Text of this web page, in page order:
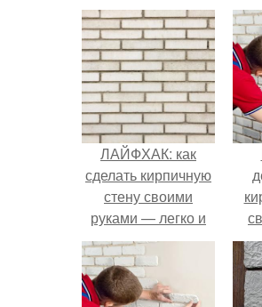
ЛАЙФХАК: как
сделать кирпичную
стену своими
руками — легко и
просто